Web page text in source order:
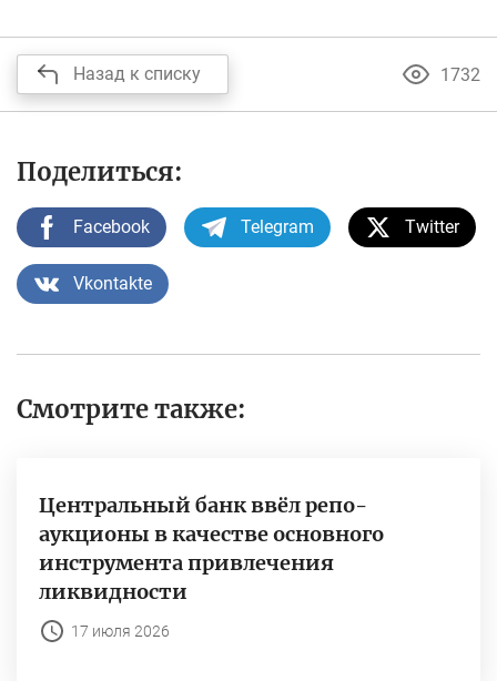
Назад к списку 1732
Поделиться:
Facebook Telegram Twitter
Vkontakte
Смотрите также:
Центральный банк ввёл репо-
аукционы в качестве основного
инструмента привлечения
ликвидности
17 июля 2026